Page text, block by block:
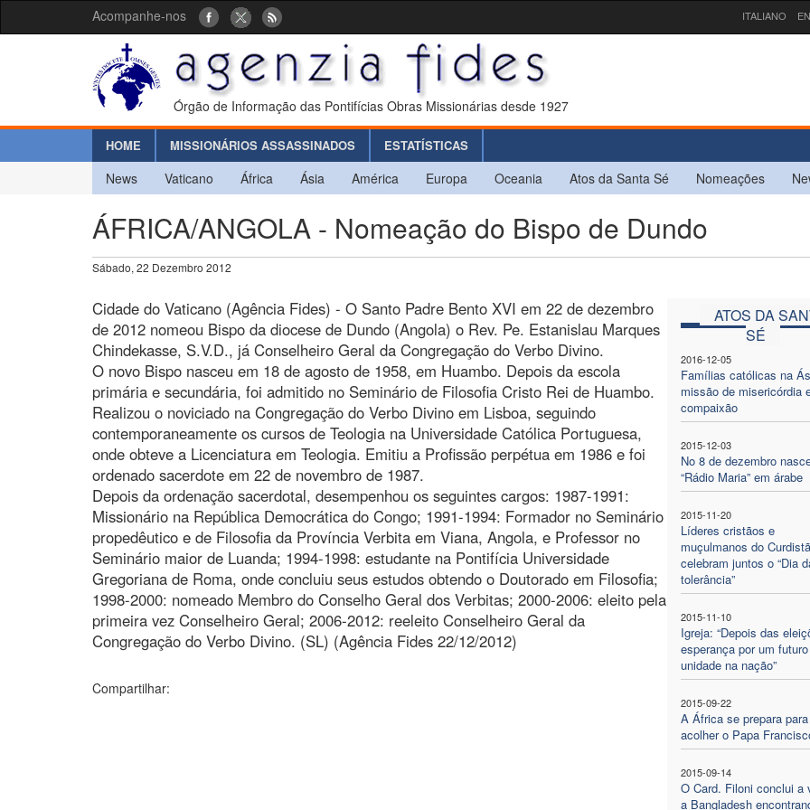
Acompanhe-nos ITALIANO
Órgão de Informação das Pontifícias Obras Missionárias desde 1927
HOME MISSIONÁRIOS ASSASSINADOS ESTATÍSTICAS
News Vaticano África Ásia América Europa Oceania Atos da Santa Sé Nomeações
ÁFRICA/ANGOLA - Nomeação do Bispo de Dundo
Sábado, 22 Dezembro 2012
ATOS DA
SÉ
2016-12-05
Famílias católicas na
missão de misericórdia
compaixão
2015-12-03
No 8 de dezembro
“Rádio Maria” em árabe
2015-11-20
Líderes cristãos e
muçulmanos do
celebram juntos o “Dia
tolerância”
2015-11-10
Igreja: “Depois das
esperança por um
unidade na nação”
2015-09-22
A África se prepara para
acolher o Papa
2015-09-14
O Card. Filoni conclui a
a Bangladesh
Cidade do Vaticano (Agência Fides) - O Santo Padre Bento XVI em 22 de dezembro
de 2012 nomeou Bispo da diocese de Dundo (Angola) o Rev. Pe. Estanislau Marques
Chindekasse, S.V.D., já Conselheiro Geral da Congregação do Verbo Divino.
O novo Bispo nasceu em 18 de agosto de 1958, em Huambo. Depois da escola
primária e secundária, foi admitido no Seminário de Filosofia Cristo Rei de Huambo.
Realizou o noviciado na Congregação do Verbo Divino em Lisboa, seguindo
contemporaneamente os cursos de Teologia na Universidade Católica Portuguesa,
onde obteve a Licenciatura em Teologia. Emitiu a Profissão perpétua em 1986 e foi
ordenado sacerdote em 22 de novembro de 1987.
Depois da ordenação sacerdotal, desempenhou os seguintes cargos: 1987-1991:
Missionário na República Democrática do Congo; 1991-1994: Formador no Seminário
propedêutico e de Filosofia da Província Verbita em Viana, Angola, e Professor no
Seminário maior de Luanda; 1994-1998: estudante na Pontifícia Universidade
Gregoriana de Roma, onde concluiu seus estudos obtendo o Doutorado em Filosofia;
1998-2000: nomeado Membro do Conselho Geral dos Verbitas; 2000-2006: eleito pela
primeira vez Conselheiro Geral; 2006-2012: reeleito Conselheiro Geral da
Congregação do Verbo Divino. (SL) (Agência Fides 22/12/2012)
Compartilhar: